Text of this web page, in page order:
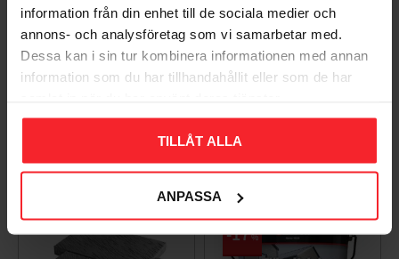
information från din enhet till de sociala medier och
annons- och analysföretag som vi samarbetar med.
Dessa kan i sin tur kombinera informationen med annan
information som du har tillhandahållit eller som de har
TILLÅT ALLA
ANPASSA
Takpanna Palema 2-
kupig Candor Benders
003983062
+4
Trägolv Massiv Furu
Modern Extra Vit,
Lägg
17%